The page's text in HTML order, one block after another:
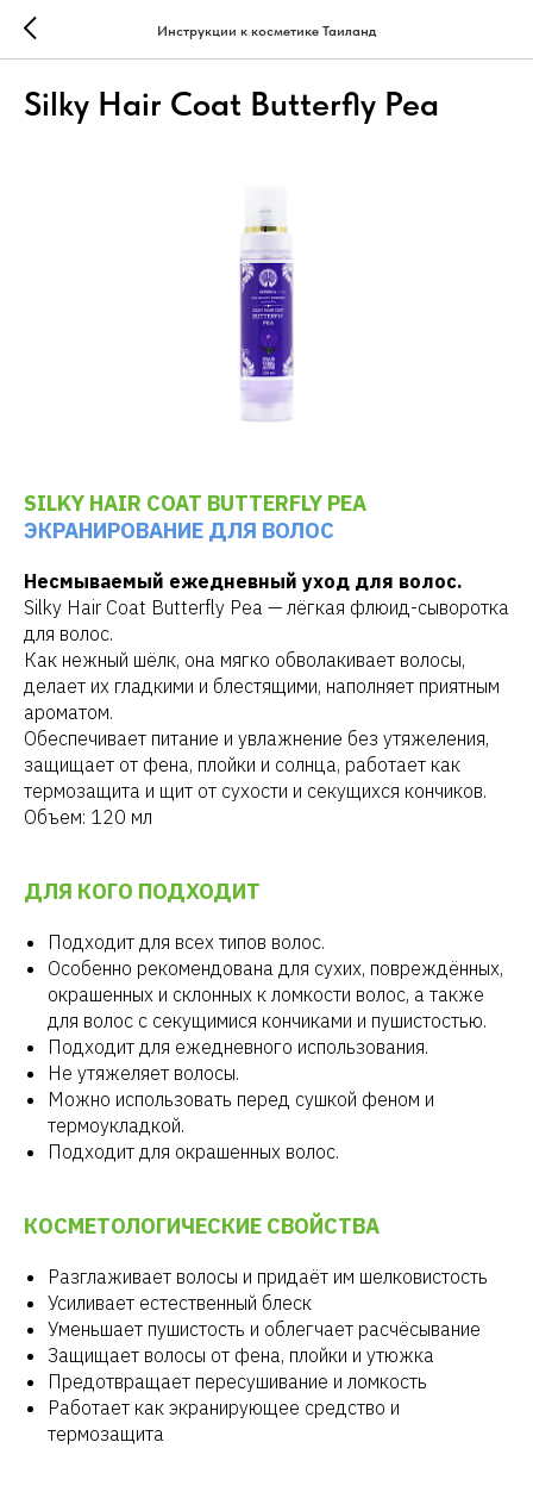
Инструкции к косметике Таиланд
Silky Hair Coat Butterfly Pea
SILKY HAIR COAT BUTTERFLY PEA
ЭКРАНИРОВАНИЕ ДЛЯ ВОЛОС
Несмываемый ежедневный уход для волос.
Silky Hair Coat Butterfly Pea — лёгкая флюид-сыворотка
для волос.
Как нежный шёлк, она мягко обволакивает волосы,
делает их гладкими и блестящими, наполняет приятным
ароматом.
Обеспечивает питание и увлажнение без утяжеления,
защищает от фена, плойки и солнца, работает как
термозащита и щит от сухости и секущихся кончиков.
Объем: 120 мл
ДЛЯ КОГО ПОДХОДИТ
Подходит для всех типов волос.
Особенно рекомендована для сухих, повреждённых,
окрашенных и склонных к ломкости волос, а также
для волос с секущимися кончиками и пушистостью.
Подходит для ежедневного использования.
Не утяжеляет волосы.
Можно использовать перед сушкой феном и
термоукладкой.
Подходит для окрашенных волос.
КОСМЕТОЛОГИЧЕСКИЕ СВОЙСТВА
Разглаживает волосы и придаёт им шелковистость
Усиливает естественный блеск
Уменьшает пушистость и облегчает расчёсывание
Защищает волосы от фена, плойки и утюжка
Предотвращает пересушивание и ломкость
Работает как экранирующее средство и
термозащита